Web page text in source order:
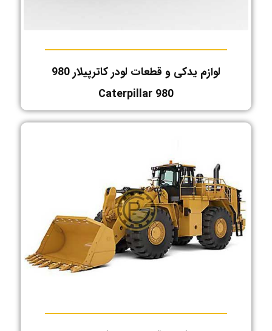
لوازم یدکی و قطعات لودر کاترپیلار 980
Caterpillar 980